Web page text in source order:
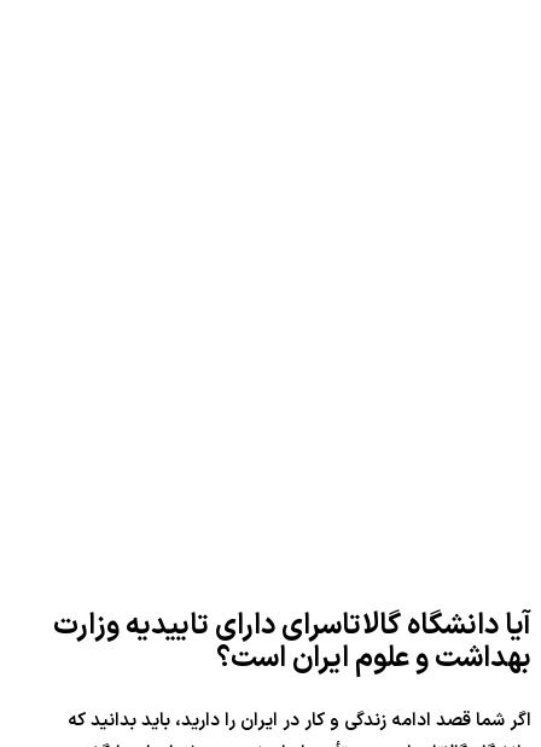
آیا دانشگاه گالاتاسرای دارای تاییدیه وزارت
بهداشت و علوم ایران است؟
اگر شما قصد ادامه زندگی و کار در ایران را دارید، باید بدانید که